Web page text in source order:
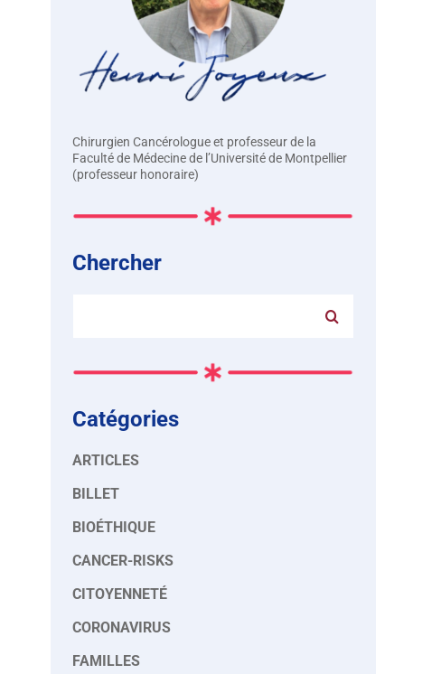
Chirurgien Cancérologue et professeur de la
Faculté de Médecine de l’Université de Montpellier
(professeur honoraire)
Chercher
Catégories
ARTICLES
BILLET
BIOÉTHIQUE
CANCER-RISKS
CITOYENNETÉ
CORONAVIRUS
FAMILLES